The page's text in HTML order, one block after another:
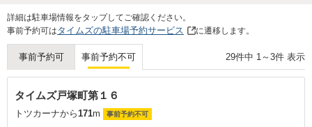
詳細は駐車場情報をタップしてご確認ください。
事前予約可はタイムズの駐車場予約サービス に遷移します。
事前予約可 事前予約不可 29件中 1 ～ 3件 表示
タイムズ戸塚町第１６
トツカーナから171m 事前予約不可